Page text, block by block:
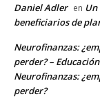
Daniel Adler en
beneficiarios de
Neurofinanzas:
perder? –
Neurofinanzas:
perder?